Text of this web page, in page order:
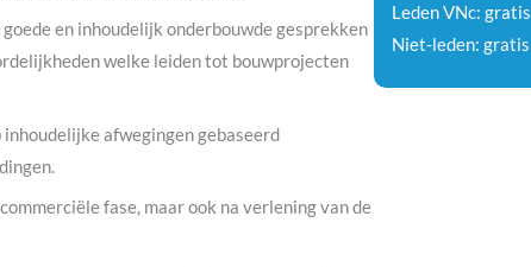
en inhoudelijk onderbouwde gesprekken
welke leiden tot bouwprojecten
afwegingen gebaseerd
fase, maar ook na verlening van de
Leden VNc: gratis
Niet-leden: gratis